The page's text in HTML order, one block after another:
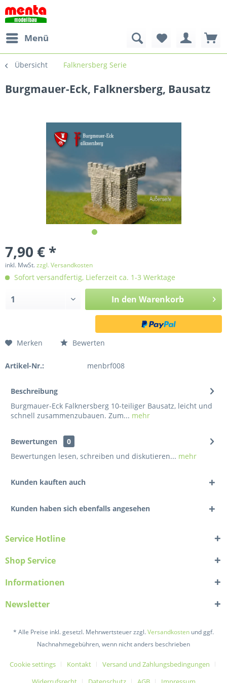
Menü
Übersicht Falknersberg Serie
Burgmauer-Eck, Falknersberg, Bausatz
7,90 € *
inkl. MwSt.zzgl. Versandkosten
Sofort versandfertig, Lieferzeit ca. 1-3 Werktage
In den Warenkorb
Merken Bewerten
Artikel-Nr.: menbrf008
Beschreibung
Burgmauer-Eck Falknersberg 10-teiliger Bausatz, leicht und
schnell zusammenzubauen. Zum... mehr
Bewertungen
0
Bewertungen lesen, schreiben und diskutieren... mehr
Kunden kauften auch
Kunden haben sich ebenfalls angesehen
Service Hotline
Shop Service
Informationen
Newsletter
* Alle Preise inkl. gesetzl. Mehrwertsteuer zzgl.Versandkosten und ggf.
Nachnahmegebühren, wenn nicht anders beschrieben
Cookie settings Kontakt
Versand und Zahlungsbedingungen